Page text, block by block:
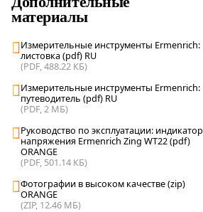
материалы
Измерительные инструменты Ermenrich:
листовка (pdf) RU
(PDF, 488.22 КБ)
Измерительные инструменты Ermenrich:
путеводитель (pdf) RU
(PDF, 2 МБ)
Руководство по эксплуатации: индикатор
напряжения Ermenrich Zing WT22 (pdf)
ORANGE
(PDF, 501.14 КБ)
Фотографии в высоком качестве (zip)
ORANGE
(ZIP, 12.46 МБ)